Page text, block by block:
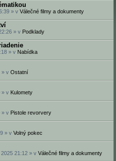
» v Válečné filmy a dokumenty
» v Podklady
» v Nabídka
» v Ostatní
» v Kulomety
» v Pistole revorvery
» v Volný pokec
21:12 » v Válečné filmy a dokumenty